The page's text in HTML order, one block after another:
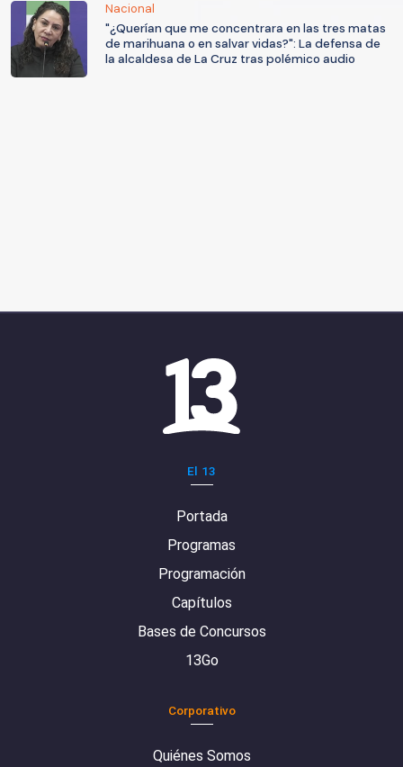
Nacional
"¿Querían que me concentrara en las tres matas
de marihuana o en salvar vidas?": La defensa de
la alcaldesa de La Cruz tras polémico audio
El 13
Portada
Programas
Programación
Capítulos
Bases de Concursos
13Go
Corporativo
Quiénes Somos